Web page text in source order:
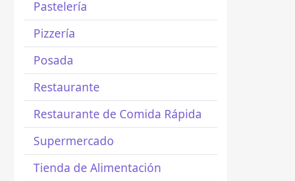
Pastelería
Pizzería
Posada
Restaurante
Restaurante de Comida Rápida
Supermercado
Tienda de Alimentación